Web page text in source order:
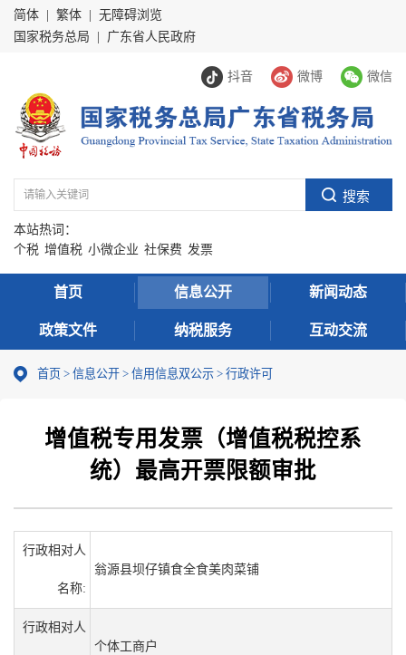
简体 繁体
无障碍浏览
国家税务总局
广东省人民政府
抖音 微博 微信
本站热词：
个税 增值税 小微企业 社保费 发票
首页 信息公开 新闻动态
政策文件 纳税服务 互动交流
首页 > 信息公开 > 信用信息双公示 > 行政许可
增值税专用发票（增值税税控系
统）最高开票限额审批
行政相对人
名称:
翁源县坝仔镇食全食美肉菜铺
行政相对人
个体工商户